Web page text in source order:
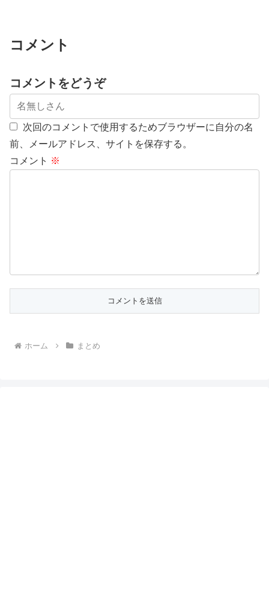
コメント
コメントをどうぞ
次回のコメントで使用するためブラウザーに自分の名
前、メールアドレス、サイトを保存する。
コメント ※
ホーム まとめ